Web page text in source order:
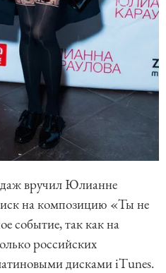
вручил Юлианне
на композицию «Ты не
событие, так как на
российских
дисками iTunes.